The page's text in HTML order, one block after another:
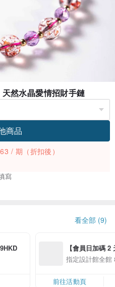
然水晶愛情招財手鏈
商品
/ 期 （折扣後）
寫
看全部 (9)
【會員日加碼 2
8/10 精選設計
指定設計館全館
前往活動頁